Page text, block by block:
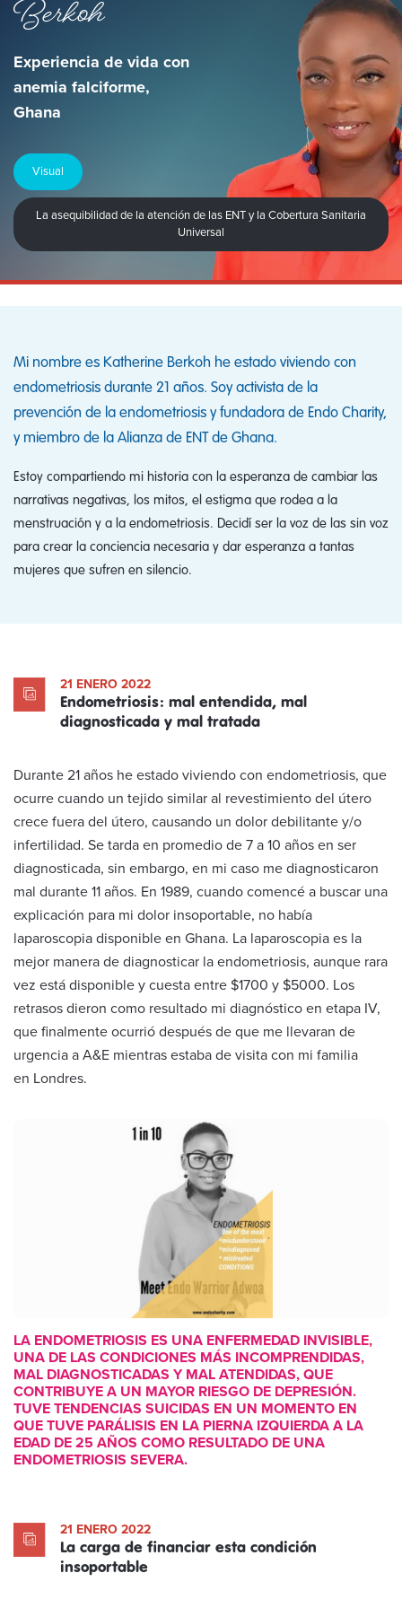
Berkoh
Experiencia de vida con
anemia falciforme,
Ghana
Visual
La asequibilidad de la atención de las ENT y la Cobertura Sanitaria
Universal
Mi nombre es Katherine Berkoh he estado viviendo con
endometriosis durante 21 años. Soy activista de la
prevención de la endometriosis y fundadora de Endo Charity,
y miembro de la Alianza de ENT de Ghana.
Estoy compartiendo mi historia con la esperanza de cambiar las
narrativas negativas, los mitos, el estigma que rodea a la
menstruación y a la endometriosis. Decidí ser la voz de las sin voz
para crear la conciencia necesaria y dar esperanza a tantas
mujeres que sufren en silencio.
21 ENERO 2022
Endometriosis: mal entendida, mal
diagnosticada y mal tratada
Durante 21 años he estado viviendo con endometriosis, que
ocurre cuando un tejido similar al revestimiento del útero
crece fuera del útero, causando un dolor debilitante y/o
infertilidad. Se tarda en promedio de 7 a 10 años en ser
diagnosticada, sin embargo, en mi caso me diagnosticaron
mal durante 11 años. En 1989, cuando comencé a buscar una
explicación para mi dolor insoportable, no había
laparoscopia disponible en Ghana. La laparoscopia es la
mejor manera de diagnosticar la endometriosis, aunque rara
vez está disponible y cuesta entre $1700 y $5000. Los
retrasos dieron como resultado mi diagnóstico en etapa IV,
que finalmente ocurrió después de que me llevaran de
urgencia a A&E mientras estaba de visita con mi familia
en Londres.
LA ENDOMETRIOSIS ES UNA ENFERMEDAD INVISIBLE,
UNA DE LAS CONDICIONES MÁS INCOMPRENDIDAS,
MAL DIAGNOSTICADAS Y MAL ATENDIDAS, QUE
CONTRIBUYE A UN MAYOR RIESGO DE DEPRESIÓN.
TUVE TENDENCIAS SUICIDAS EN UN MOMENTO EN
QUE TUVE PARÁLISIS EN LA PIERNA IZQUIERDA A LA
EDAD DE 25 AÑOS COMO RESULTADO DE UNA
ENDOMETRIOSIS SEVERA.
21 ENERO 2022
La carga de financiar esta condición
insoportable